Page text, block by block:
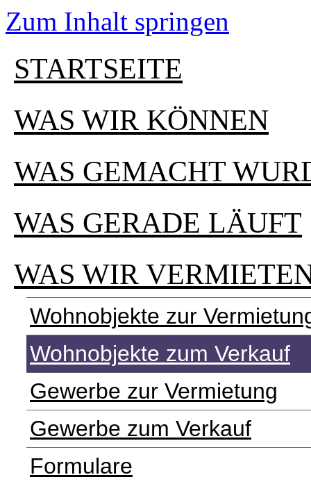
Zum Inhalt springen
STARTSEITE
WAS WIR KÖNNEN
WAS GEMACHT
WAS GERADE LÄUFT
WAS WIR
Wohnobjekte zur
Wohnobjekte zum Verkauf
Gewerbe zur Vermietung
Gewerbe zum Verkauf
Formulare